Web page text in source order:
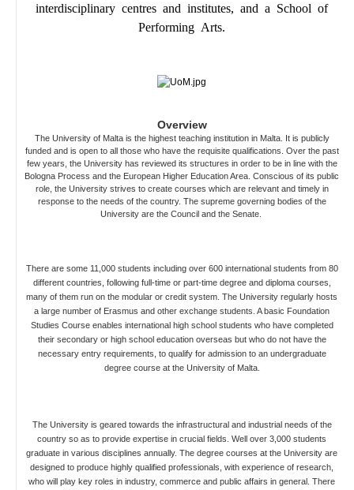
interdisciplinary centres and institutes, and a School of
Performing Arts.
Overview
The University of Malta is the highest teaching institution in Malta. It is publicly
funded and is open to all those who have the requisite qualifications. Over the past
few years, the University has reviewed its structures in order to be in line with the
Bologna Process and the European Higher Education Area. Conscious of its public
role, the University strives to create courses which are relevant and timely in
response to the needs of the country. The supreme governing bodies of the
University are the Council and the Senate.
There are some 11,000 students including over 600 international students from 80
different countries, following full-time or part-time degree and diploma courses,
many of them run on the modular or credit system. The University regularly hosts
a large number of Erasmus and other exchange students. A basic Foundation
Studies Course enables international high school students who have completed
their secondary or high school education overseas but who do not have the
necessary entry requirements, to qualify for admission to an undergraduate
degree course at the University of Malta.
The University is geared towards the infrastructural and industrial needs of the
country so as to provide expertise in crucial fields. Well over 3,000 students
graduate in various disciplines annually. The degree courses at the University are
designed to produce highly qualified professionals, with experience of research,
who will play key roles in industry, commerce and public affairs in general. There